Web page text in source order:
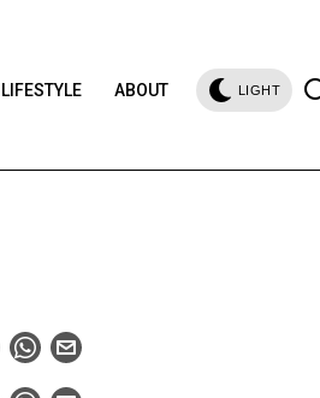
ABOUT LIGHT